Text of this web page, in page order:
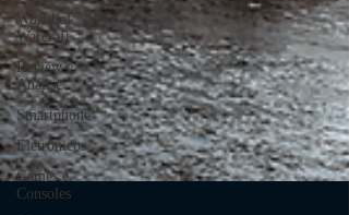
World of
Warcraft
Review e
Análise
Smartphone
Eletrônicos
Games e
Consoles